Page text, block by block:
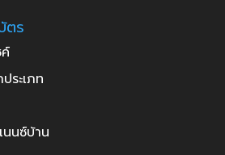
ตร
ระเภท
นซ์บ้าน